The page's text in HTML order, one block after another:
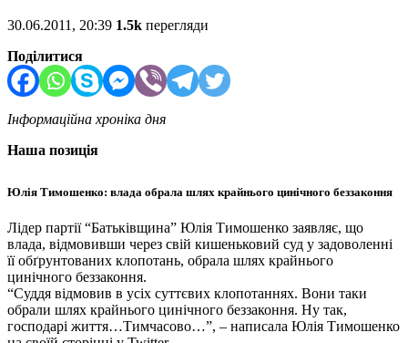
30.06.2011, 20:39 1.5k перегляди
Поділитися
Інформаційна хроніка дня
Наша позиція
Юлія Тимошенко: влада обрала шлях крайнього цинічного беззаконня
Лідер партії “Батьківщина” Юлія Тимошенко заявляє, що
влада, відмовивши через свій кишеньковий суд у задоволенні
її обґрунтованих клопотань, обрала шлях крайнього
цинічного беззаконня.
“Суддя відмовив в усіх суттєвих клопотаннях. Вони таки
обрали шлях крайнього цинічного беззаконня. Ну так,
господарі життя…Тимчасово…”, – написала Юлія Тимошенко